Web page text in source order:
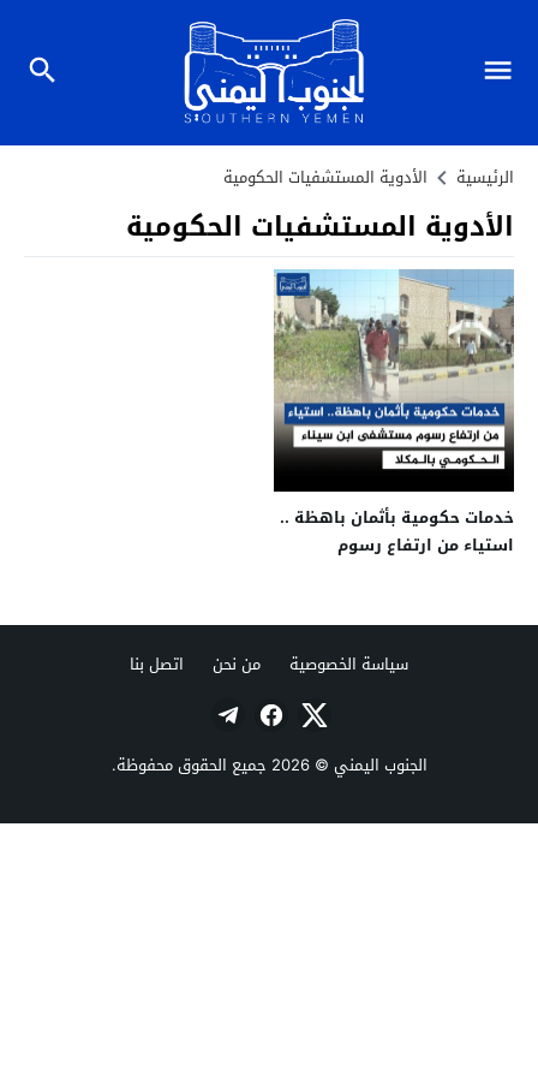
الرئيسية الأدوية المستشفيات الحكومية
الأدوية المستشفيات الحكومية
خدمات حكومية بأثمان باهظة ..
استياء من ارتفاع رسوم
سياسة الخصوصية من نحن اتصل بنا
الجنوب اليمني © 2026 جميع الحقوق محفوظة.